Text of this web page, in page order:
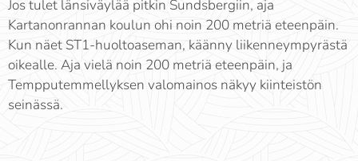
Jos tulet länsiväylää pitkin Sundsbergiin, aja
Kartanonrannan koulun ohi noin 200 metriä eteenpäin.
Kun näet ST1-huoltoaseman, käänny liikenneympyrästä
oikealle. Aja vielä noin 200 metriä eteenpäin, ja
Tempputemmellyksen valomainos näkyy kiinteistön
seinässä.